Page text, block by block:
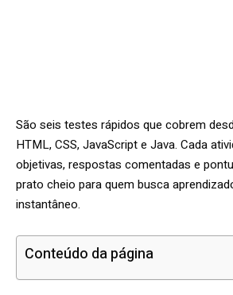
São seis testes rápidos que cobrem
HTML, CSS, JavaScript e Java. Cada
objetivas, respostas comentadas e
prato cheio para quem busca
instantâneo.
Conteúdo da página